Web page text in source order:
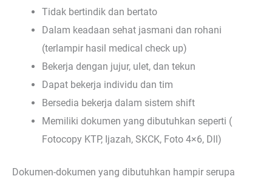
Tidak bertindik dan bertato
Dalam keadaan sehat jasmani dan rohani
(terlampir hasil medical check up)
Bekerja dengan jujur, ulet, dan tekun
Dapat bekerja individu dan tim
Bersedia bekerja dalam sistem shift
Memiliki dokumen yang dibutuhkan seperti (
Fotocopy KTP, Ijazah, SKCK, Foto 4×6, Dll)
Dokumen-dokumen yang dibutuhkan hampir serupa